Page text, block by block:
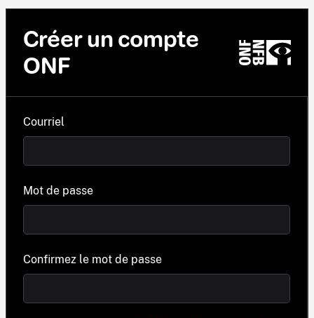
Créer un compte
ONF
Courriel
Mot de passe
Confirmez le mot de passe